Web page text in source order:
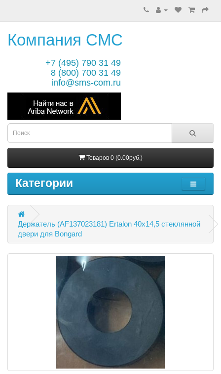
Компания СМС
+7 (495) 790 31 49
8 (800) 700 31 49
info@sms-com.ru
Товаров 0 (0.00руб.)
Категории
Держатель (AF137023181) Ertalon 40х14,5 стеклянной
двери для Bongard